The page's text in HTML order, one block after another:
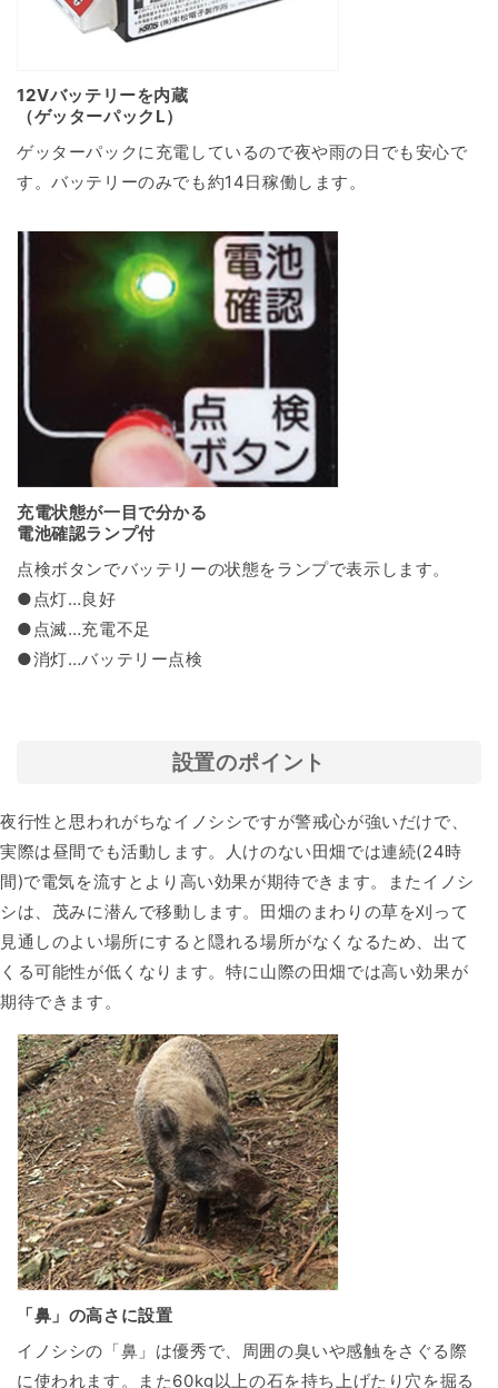
12Vバッテリーを内蔵
（ゲッターパックL）
ゲッターパックに充電しているので夜や雨の日でも安心で
す。バッテリーのみでも約14日稼働します。
充電状態が一目で分かる
電池確認ランプ付
点検ボタンでバッテリーの状態をランプで表示します。
●点灯…良好
●点滅…充電不足
●消灯…バッテリー点検
設置のポイント
夜行性と思われがちなイノシシですが警戒心が強いだけで、
実際は昼間でも活動します。人けのない田畑では連続(24時
間)で電気を流すとより高い効果が期待できます。またイノシ
シは、茂みに潜んで移動します。田畑のまわりの草を刈って
見通しのよい場所にすると隠れる場所がなくなるため、出て
くる可能性が低くなります。特に山際の田畑では高い効果が
期待できます。
「鼻」の高さに設置
イノシシの「鼻」は優秀で、周囲の臭いや感触をさぐる際
に使われます。また60kg以上の石を持ち上げたり穴を掘る